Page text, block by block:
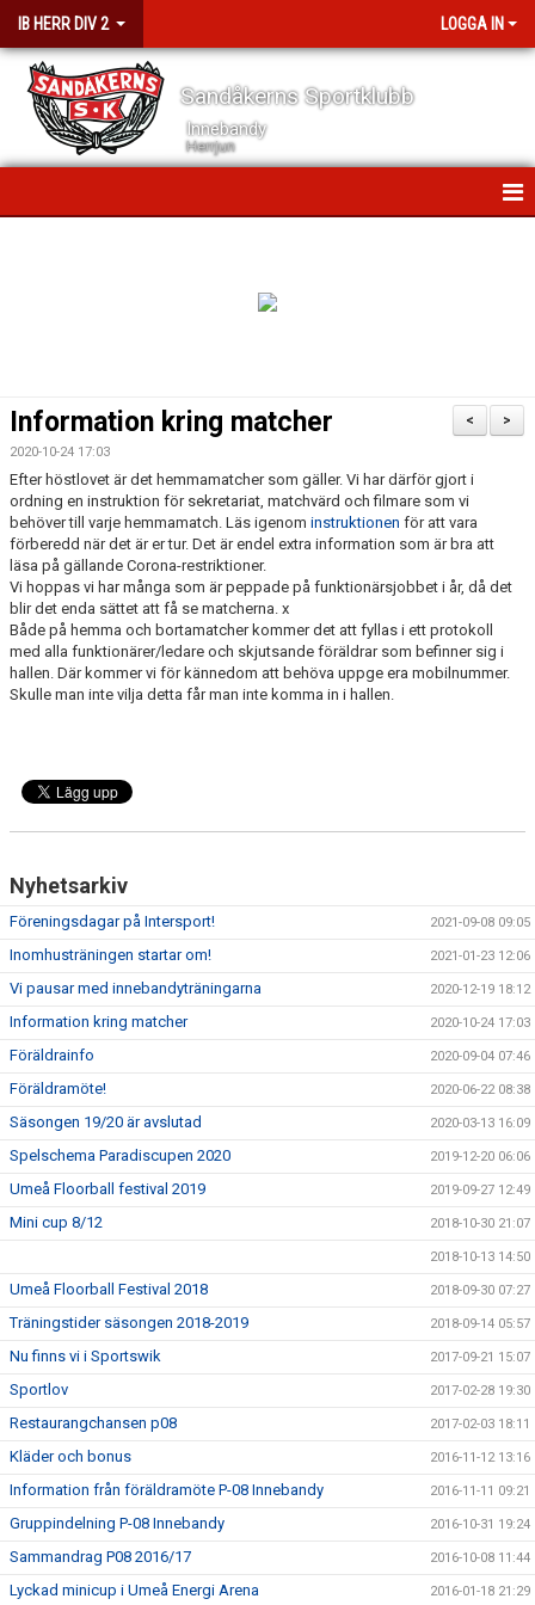
IB HERR DIV 2 LOGGA IN
Sandåkerns Sportklubb
Innebandy
Herrjun
TRUPPEN
ANSLAGSTAVLAN
BILDGALLERI
DOKUMENT
KONTAKT
MATCHER
>
<
Information kring matcher
2020-10-24 17:03
Efter höstlovet är det hemmamatcher som gäller. Vi har därför gjort i
ordning en instruktion för sekretariat, matchvärd och filmare som vi
behöver till varje hemmamatch. Läs igenom instruktionen för att vara
förberedd när det är er tur. Det är endel extra information som är bra att
läsa på gällande Corona-restriktioner.
Vi hoppas vi har många som är peppade på funktionärsjobbet i år, då det
blir det enda sättet att få se matcherna. x
Både på hemma och bortamatcher kommer det att fyllas i ett protokoll
med alla funktionärer/ledare och skjutsande föräldrar som befinner sig i
hallen. Där kommer vi för kännedom att behöva uppge era mobilnummer.
Skulle man inte vilja detta får man inte komma in i hallen.
Nyhetsarkiv
Föreningsdagar på Intersport! 2021-09-08 09:05
Inomhusträningen startar om! 2021-01-23 12:06
Vi pausar med innebandyträningarna 2020-12-19 18:12
Information kring matcher 2020-10-24 17:03
Föräldrainfo 2020-09-04 07:46
Föräldramöte! 2020-06-22 08:38
Säsongen 19/20 är avslutad 2020-03-13 16:09
Spelschema Paradiscupen 2020 2019-12-20 06:06
Umeå Floorball festival 2019 2019-09-27 12:49
Mini cup 8/12 2018-10-30 21:07
2018-10-13 14:50
Umeå Floorball Festival 2018 2018-09-30 07:27
Träningstider säsongen 2018-2019 2018-09-14 05:57
Nu finns vi i Sportswik 2017-09-21 15:07
Sportlov 2017-02-28 19:30
Restaurangchansen p08 2017-02-03 18:11
Kläder och bonus 2016-11-12 13:16
Information från föräldramöte P-08 Innebandy 2016-11-11 09:21
Gruppindelning P-08 Innebandy 2016-10-31 19:24
Sammandrag P08 2016/17 2016-10-08 11:44
Lyckad minicup i Umeå Energi Arena 2016-01-18 21:29